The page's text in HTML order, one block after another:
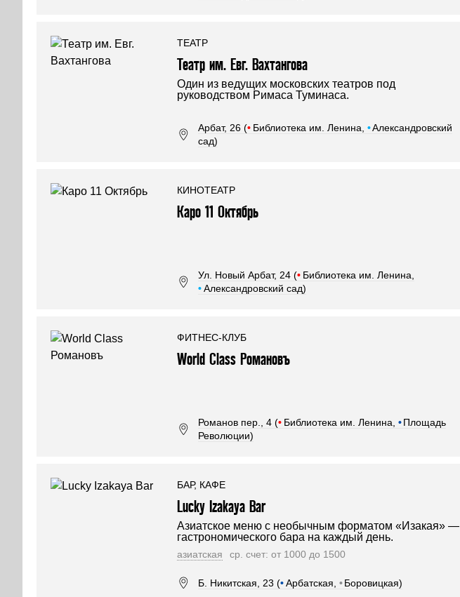
ТЕАТР
Театр им. Евг. Вахтангова
Один из ведущих московских театров под
руководством Римаса Туминаса.
Арбат, 26 (• Библиотека им. Ленина, •Александровский
сад)
КИНОТЕАТР
Каро 11 Октябрь
Ул. Новый Арбат, 24 (• Библиотека им. Ленина,
•Александровский сад)
ФИТНЕС-КЛУБ
World Class Романовъ
Романов пер., 4 (• Библиотека им. Ленина, • Площадь
Революции)
БАР, КАФЕ
Lucky Izakaya Bar
Азиатское меню с необычным форматом «Изакая» —
гастрономического бара на каждый день.
азиатская ср. счет: от 1000 до 1500
Б. Никитская, 23 (•Арбатская, • Боровицкая)